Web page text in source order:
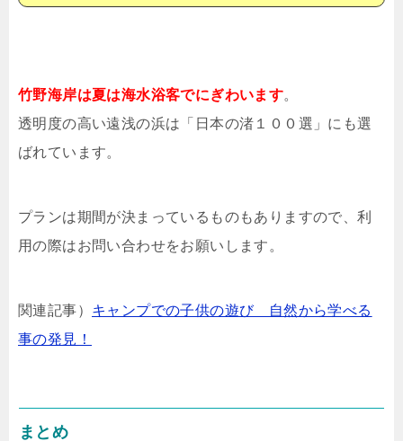
竹野海岸は夏は海水浴客でにぎわいます。
透明度の高い遠浅の浜は「日本の渚１００選」にも選
ばれています。
プランは期間が決まっているものもありますので、利
用の際はお問い合わせをお願いします。
関連記事） キャンプでの子供の遊び 自然から学べる
事の発見！
まとめ